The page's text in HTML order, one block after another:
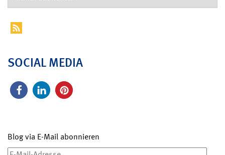
SOCIAL MEDIA
Blog via E-Mail abonnieren
E-